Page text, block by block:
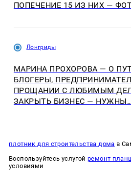
ПОПЕЧЕНИЕ 15 ИЗ НИХ —
Лонгриды
МАРИНА ПРОХОРОВА — О
БЛОГЕРЫ,
ПРОЩАНИИ С ЛЮБИМЫМ
ЗАКРЫТЬ БИЗНЕС —
плотник для строительства дома в
Воспользуйтесь услугой ремонт
условиями